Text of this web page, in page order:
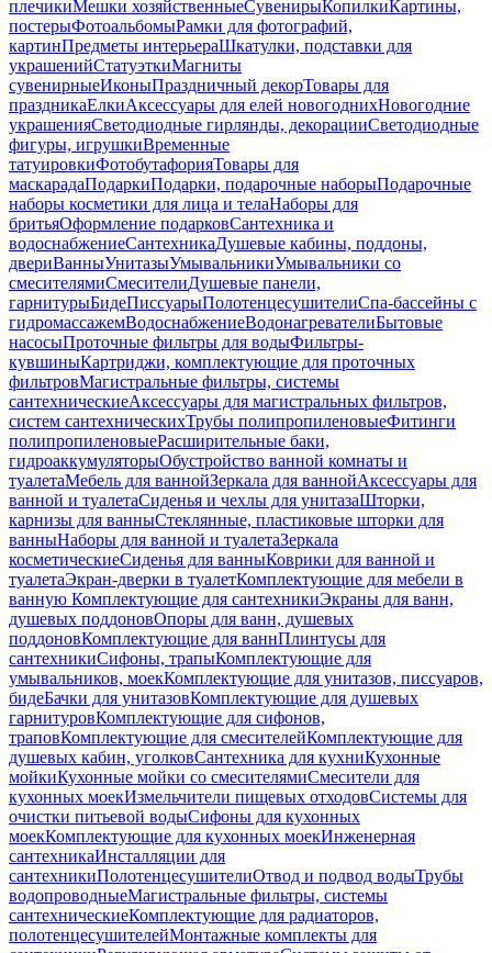
плечикиМешки хозяйственныеСувенирыКопилкиКартины,
постерыФотоальбомыРамки для фотографий,
картинПредметы интерьераШкатулки, подставки для
украшенийСтатуэткиМагниты
сувенирныеИконыПраздничный декорТовары для
праздникаЕлкиАксессуары для елей новогоднихНовогодние
украшенияСветодиодные гирлянды, декорацииСветодиодные
фигуры, игрушкиВременные
татуировкиФотобутафорияТовары для
маскарадаПодаркиПодарки, подарочные наборыПодарочные
наборы косметики для лица и телаНаборы для
бритьяОформление подарковСантехника и
водоснабжениеСантехникаДушевые кабины, поддоны,
двериВанныУнитазыУмывальникиУмывальники со
смесителямиСмесителиДушевые панели,
гарнитурыБидеПиссуарыПолотенцесушителиСпа-бассейны с
гидромассажемВодоснабжениеВодонагревателиБытовые
насосыПроточные фильтры для водыФильтры-
кувшиныКартриджи, комплектующие для проточных
фильтровМагистральные фильтры, системы
сантехническиеАксессуары для магистральных фильтров,
систем сантехническихТрубы полипропиленовыеФитинги
полипропиленовыеРасширительные баки,
гидроаккумуляторыОбустройство ванной комнаты и
туалетаМебель для ваннойЗеркала для ваннойАксессуары для
ванной и туалетаСиденья и чехлы для унитазаШторки,
карнизы для ванныСтеклянные, пластиковые шторки для
ванныНаборы для ванной и туалетаЗеркала
косметическиеСиденья для ванныКоврики для ванной и
туалетаЭкран-дверки в туалетКомплектующие для мебели в
ванную Комплектующие для сантехникиЭкраны для ванн,
душевых поддоновОпоры для ванн, душевых
поддоновКомплектующие для ваннПлинтусы для
сантехникиСифоны, трапыКомплектующие для
умывальников, моекКомплектующие для унитазов, писсуаров,
бидеБачки для унитазовКомплектующие для душевых
гарнитуровКомплектующие для сифонов,
траповКомплектующие для смесителейКомплектующие для
душевых кабин, уголковСантехника для кухниКухонные
мойкиКухонные мойки со смесителямиСмесители для
кухонных моекИзмельчители пищевых отходовСистемы для
очистки питьевой водыСифоны для кухонных
моекКомплектующие для кухонных моекИнженерная
сантехникаИнсталляции для
сантехникиПолотенцесушителиОтвод и подвод водыТрубы
водопроводныеМагистральные фильтры, системы
сантехническиеКомплектующие для радиаторов,
полотенцесушителейМонтажные комплекты для